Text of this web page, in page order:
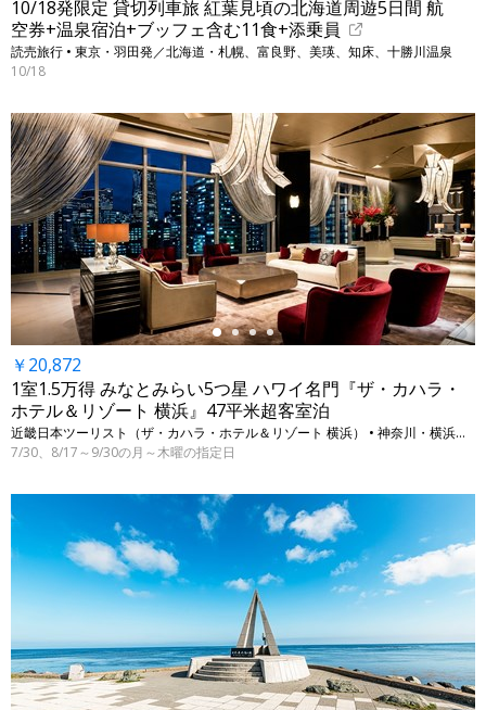
10/18発限定 貸切列車旅 紅葉見頃の北海道周遊5日間 航
空券+温泉宿泊+ブッフェ含む11食+添乗員
読売旅行 • 東京・羽田発／北海道・札幌、富良野、美瑛、知床、十勝川温泉
10/18
←
￥20,872
1室1.5万得 みなとみらい5つ星 ハワイ名門『ザ・カハラ・
ホテル＆リゾート 横浜』47平米超客室泊
近畿日本ツーリスト（ザ・カハラ・ホテル＆リゾート 横浜） • 神奈川・横浜（みなとみらい）
7/30、8/17～9/30の月～木曜の指定日